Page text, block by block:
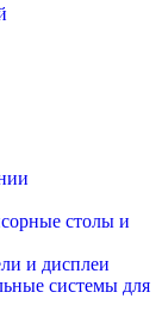
столы и
и дисплеи
системы для